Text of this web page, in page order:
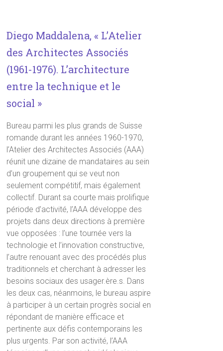
Diego Maddalena, « L’Atelier
des Architectes Associés
(1961-1976). L’architecture
entre la technique et le
social »
Bureau parmi les plus grands de Suisse
romande durant les années 1960-1970,
l’Atelier des Architectes Associés (AAA)
réunit une dizaine de mandataires au sein
d’un groupement qui se veut non
seulement compétitif, mais également
collectif. Durant sa courte mais prolifique
période d’activité, l’AAA développe des
projets dans deux directions à première
vue opposées : l’une tournée vers la
technologie et l’innovation constructive,
l’autre renouant avec des procédés plus
traditionnels et cherchant à adresser les
besoins sociaux des usager.ère.s. Dans
les deux cas, néanmoins, le bureau aspire
à participer à un certain progrès social en
répondant de manière efficace et
pertinente aux défis contemporains les
plus urgents. Par son activité, l’AAA